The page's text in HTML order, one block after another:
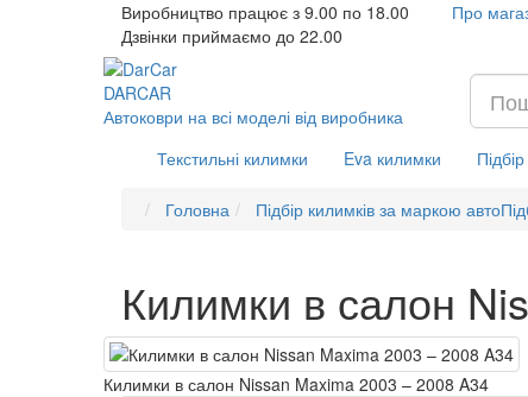
Виробництво працює з 9.00 по 18.00
Дзвінки приймаємо до 22.00
Про
DARCAR
Автоковри на всі моделі від виробника
Текстильні килимки Eva килимки
Головна Підбір килимків за маркою авто
Килимки в салон
Килимки в салон Nissan Maxima 2003 – 2008 A34